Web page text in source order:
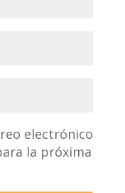
electrónico
la próxima